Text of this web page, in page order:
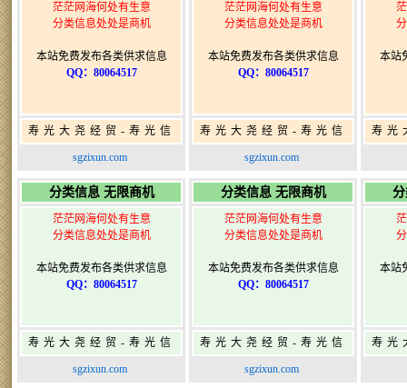
茫茫网海何处有生意
分类信息处处是商机
本站免费发布各类供求信息
QQ：80064517
寿光大尧经贸-寿光信
息网-免费信息发布网-
sgzixun.com
茫茫网海何处有生意
分类信息处处是商机
本站免费发布各类供求信息
QQ：80064517
寿光大尧经贸-寿光信
息网-免费信息发布网-
sgzixun.com
本站
寿光
分类信息 无限商机
茫茫网海何处有生意
分类信息处处是商机
本站免费发布各类供求信息
QQ：80064517
寿光大尧经贸-寿光信
息网-免费信息发布网-
sgzixun.com
分类信息 无限商机
茫茫网海何处有生意
分类信息处处是商机
本站免费发布各类供求信息
QQ：80064517
寿光大尧经贸-寿光信
息网-免费信息发布网-
sgzixun.com
本站
寿光